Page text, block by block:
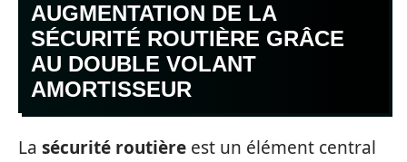
AUGMENTATION DE LA
SÉCURITÉ ROUTIÈRE GRÂCE
AU DOUBLE VOLANT
AMORTISSEUR
La sécurité routière est un élément central